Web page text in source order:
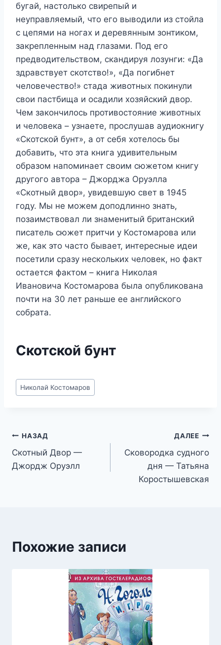
бугай, настолько свирепый и
неуправляемый, что его выводили из стойла
с цепями на ногах и деревянным зонтиком,
закрепленным над глазами. Под его
предводительством, скандируя лозунги: «Да
здравствует скотство!», «Да погибнет
человечество!» стада животных покинули
свои пастбища и осадили хозяйский двор.
Чем закончилось противостояние животных
и человека – узнаете, прослушав аудиокнигу
«Скотской бунт», а от себя хотелось бы
добавить, что эта книга удивительным
образом напоминает своим сюжетом книгу
другого автора – Джорджа Оруэлла
«Скотный двор», увидевшую свет в 1945
году. Мы не можем доподлинно знать,
позаимствовал ли знаменитый британский
писатель сюжет притчи у Костомарова или
же, как это часто бывает, интересные идеи
посетили сразу нескольких человек, но факт
остается фактом – книга Николая
Ивановича Костомарова была опубликована
почти на 30 лет раньше ее английского
собрата.
Скотской бунт
Метки
записи:
Николай Костомаров
Навигация
по
НАЗАД
Скотный Двор —
Джордж Оруэлл
ДАЛЕЕ
Сковородка судного
дня — Татьяна
Коростышевская
Похожие записи